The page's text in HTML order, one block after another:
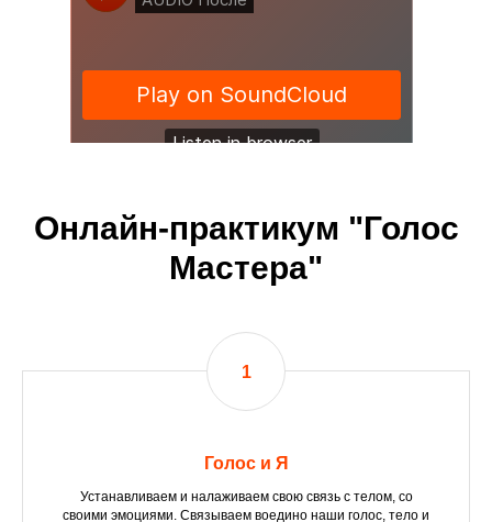
Онлайн-практикум "Голос
Мастера"
1
Голос и Я
Устанавливаем и налаживаем свою связь с телом, со
своими эмоциями. Связываем воедино наши голос, тело и